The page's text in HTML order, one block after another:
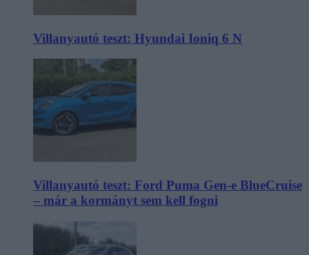
Villanyautó teszt: Hyundai Ioniq 6 N
Villanyautó teszt: Ford Puma Gen-e BlueCruise
– már a kormányt sem kell fogni